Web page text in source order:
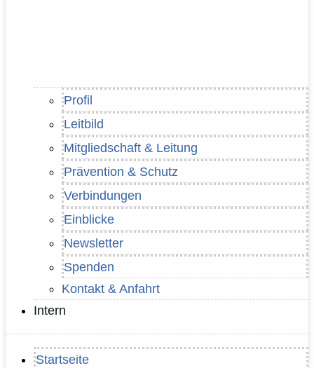
Profil
Leitbild
Mitgliedschaft & Leitung
Prävention & Schutz
Verbindungen
Einblicke
Newsletter
Spenden
Kontakt & Anfahrt
Intern
Startseite